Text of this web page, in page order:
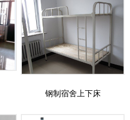
钢制宿舍上下床